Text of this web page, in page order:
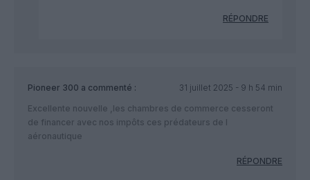
RÉPONDRE
Pioneer 300 a commenté :
31 juillet 2025 - 9 h 54 min
Excellente nouvelle ,les chambres de commerce cesseront
de financer avec nos impôts ces prédateurs de l
aéronautique
RÉPONDRE